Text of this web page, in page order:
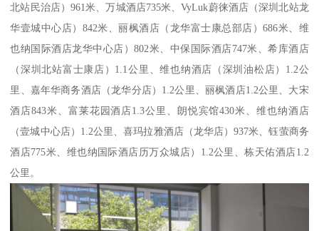
北站民治店）961米、万城酒店735米、VyLuk蔚徕酒店（深圳北站龙
华壹城中心店）842米、丽枫酒店（龙华富士康总部店）686米、维
也纳国际酒店龙华中心店）802米、中保国际酒店747米、希库酒店
（深圳北站富士康店）1.1公里、维也纳酒店（深圳油松店）1.2公
里、嘉年华商务酒店（龙华分店）1.2公里、丽枫酒店1.2公里、大宋
酒店843米、富莱花园酒店1.3公里、朗悦宾馆430米、维也纳酒店
（壹城中心店）1.2公里、喜玛拉雅酒店（龙华店）937米、钰萤商务
酒店775米、维也纳国际酒店历万众城店）1.2公里、栋天佑酒店1.2
公里。